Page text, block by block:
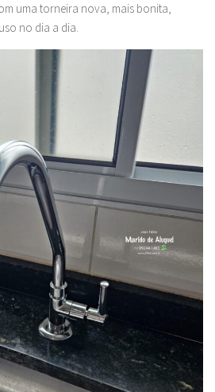
uma torneira nova, mais bonita,
no dia a dia.